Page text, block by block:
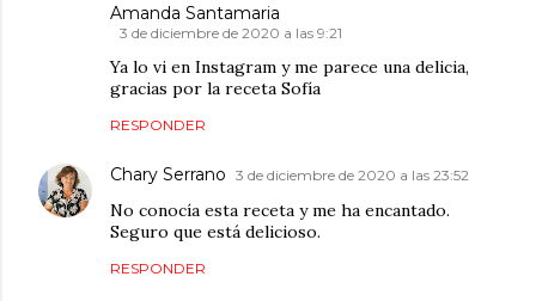
Amanda Santamaria
3 de diciembre de 2020 a las 9:21
Ya lo vi en Instagram y me parece una delicia,
gracias por la receta Sofía
RESPONDER
Chary Serrano 3 de diciembre de 2020 a las 23:52
No conocía esta receta y me ha encantado.
Seguro que está delicioso.
RESPONDER